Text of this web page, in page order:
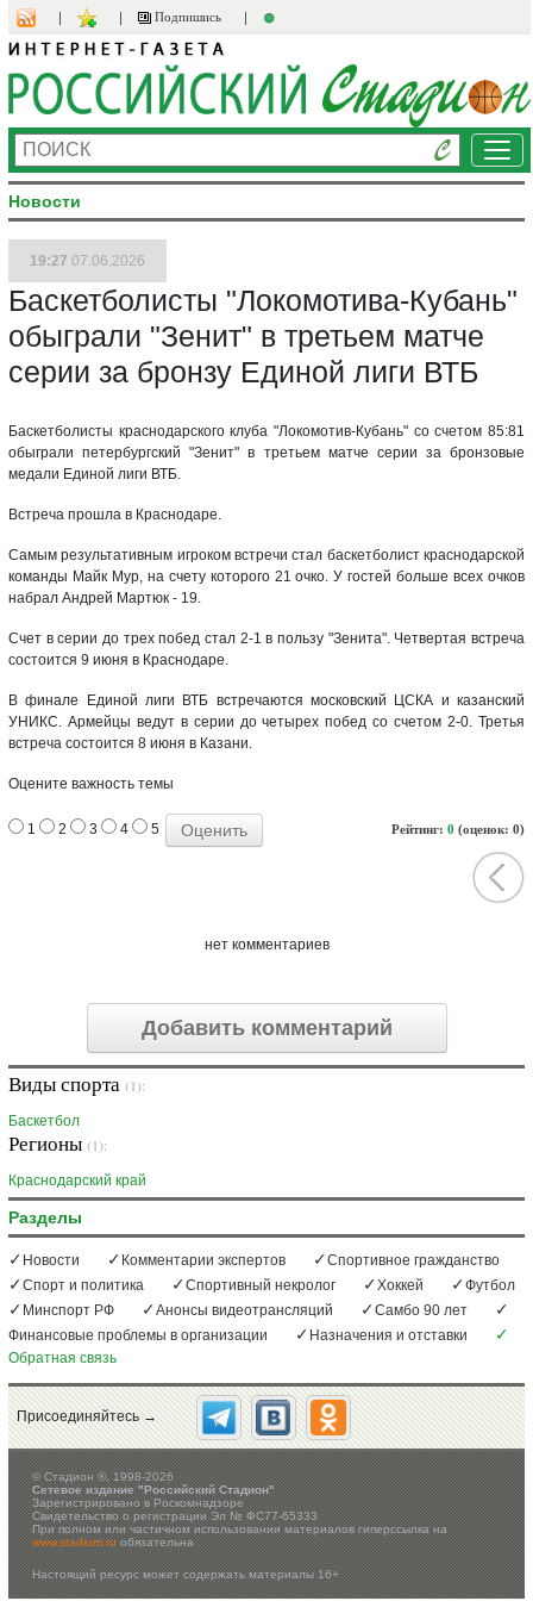
Подпишись
Новости
19:27 07.06.2026
Баскетболисты "Локомотива-Кубань"
обыграли "Зенит" в третьем матче
серии за бронзу Единой лиги ВТБ
Баскетболисты краснодарского клуба "Локомотив-Кубань" со счетом 85:81
обыграли петербургский "Зенит" в третьем матче серии за бронзовые
медали Единой лиги ВТБ.
Встреча прошла в Краснодаре.
Самым результативным игроком встречи стал баскетболист краснодарской
команды Майк Мур, на счету которого 21 очко. У гостей больше всех очков
набрал Андрей Мартюк - 19.
Счет в серии до трех побед стал 2-1 в пользу "Зенита". Четвертая встреча
состоится 9 июня в Краснодаре.
В финале Единой лиги ВТБ встречаются московский ЦСКА и казанский
УНИКС. Армейцы ведут в серии до четырех побед со счетом 2-0. Третья
встреча состоится 8 июня в Казани.
Оцените важность темы
Рейтинг: 0 (оценок: 0)
1 2 3 4 5
нет комментариев
Добавить комментарий
Виды спорта (1):
Баскетбол
Регионы (1):
Краснодарский край
Разделы
Новости Комментарии экспертов
Спортивное гражданство
Спорт и политика
Спортивный некролог Хоккей
Футбол
Минспорт РФ
Анонсы видеотрансляций
Самбо 90 лет
Финансовые проблемы в организации
Назначения и отставки
Обратная связь
Присоединяйтесь →
©Стадион ®, 1998-2026
Сетевое издание "Российский Стадион"
Зарегистрировано в Роскомнадзоре
Свидетельство о регистрации Эл № ФС77-65333
При полном или частичном использовании материалов гиперссылка на
www.stadium.ruобязательна
Настоящий ресурс может содержать материалы 16+